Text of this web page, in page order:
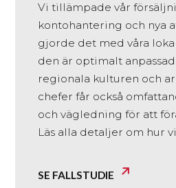
Vi tillämpade vår
kontohantering och nya
gjorde det med våra
den är optimalt
regionala kulturen och
chefer får också
och vägledning för att
Läs alla detaljer om hur
SE FALLSTUDIE